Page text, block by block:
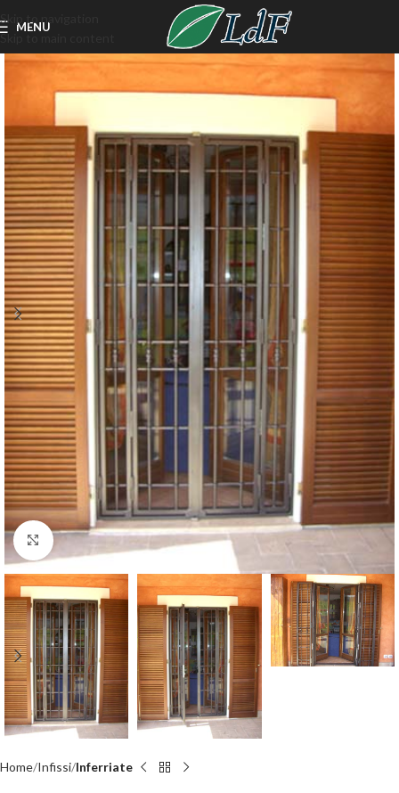
Skip to navigation
Skip to main content
MENU
Click to enlarge
Home Infissi Inferriate